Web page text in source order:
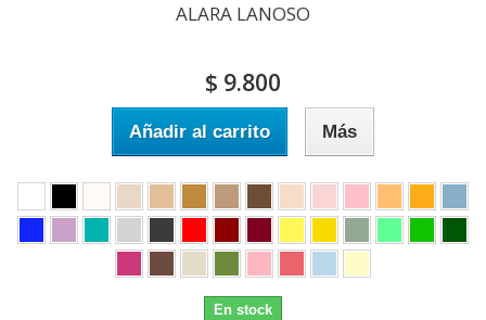
ALARA LANOSO
$ 9.800
Añadir al carrito Más
En stock